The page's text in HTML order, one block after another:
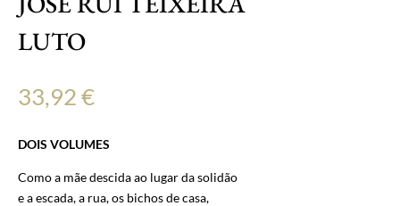
LUTO
33,92€
DOIS VOLUMES
Como a mãe descida ao lugar da solidão
e a escada, a rua, os bichos de casa,